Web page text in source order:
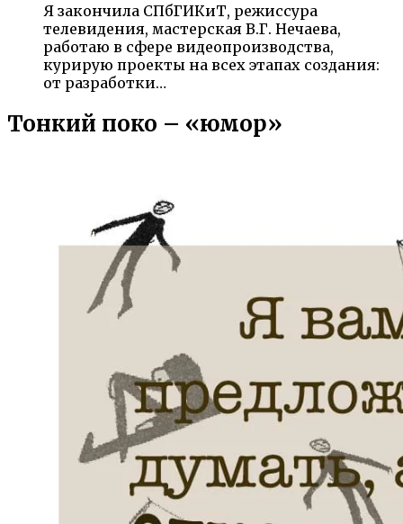
Я закончила СПбГИКиТ, режиссура
телевидения, мастерская В.Г. Нечаева,
работаю в сфере видеопроизводства,
курирую проекты на всех этапах создания:
от разработки…
Тонкий поко – «юмор»